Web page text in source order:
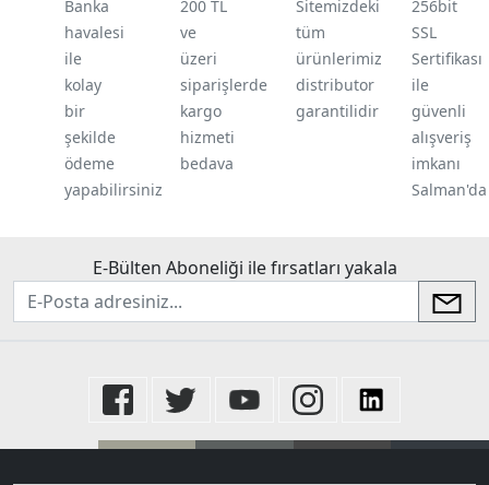
Banka
havalesi
ile
kolay
bir
şekilde
ödeme
yapabilirsiniz
200 TL
ve
üzeri
siparişlerde
kargo
hizmeti
bedava
Sitemizdeki
tüm
ürünlerimiz
distributor
garantilidir
256bit
SSL
Sertifikası
ile
güvenli
alışveriş
imkanı
Salman'da
E-Bülten Aboneliği ile fırsatları yakala
newsletter